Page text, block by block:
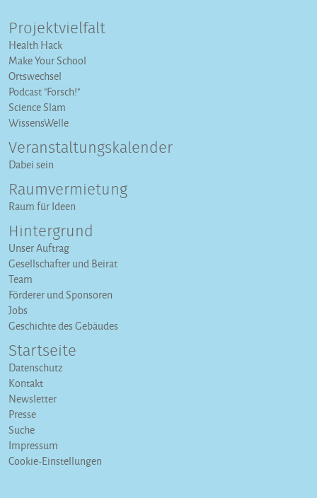
Projektvielfalt
Health Hack
Make Your School
Ortswechsel
Podcast "Forsch!"
Science Slam
WissensWelle
Veranstaltungs­kalender
Dabei sein
Raumvermietung
Raum für Ideen
Hintergrund
Unser Auftrag
Gesellschafter und Beirat
Team
Förderer und Sponsoren
Jobs
Geschichte des Gebäudes
Startseite
Datenschutz
Kontakt
Newsletter
Presse
Suche
Impressum
Cookie-Einstellungen